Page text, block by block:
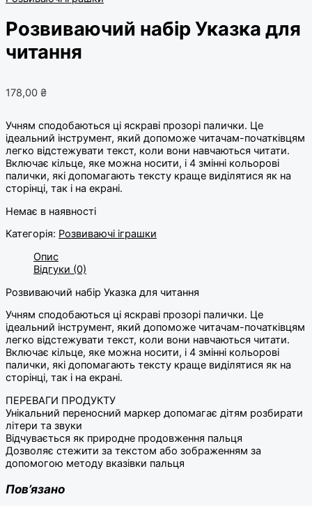
Розвиваючий набір Указка для
читання
178,00 ₴
Учням сподобаються ці яскраві прозорі палички. Це
ідеальний інструмент, який допоможе читачам-початківцям
легко відстежувати текст, коли вони навчаються читати.
Включає кільце, яке можна носити, і 4 змінні кольорові
палички, які допомагають тексту краще виділятися як на
сторінці, так і на екрані.
Немає в наявності
Категорія: Розвиваючі іграшки
Опис
Відгуки (0)
Розвиваючий набір Указка для читання
Учням сподобаються ці яскраві прозорі палички. Це
ідеальний інструмент, який допоможе читачам-початківцям
легко відстежувати текст, коли вони навчаються читати.
Включає кільце, яке можна носити, і 4 змінні кольорові
палички, які допомагають тексту краще виділятися як на
сторінці, так і на екрані.
ПЕРЕВАГИ ПРОДУКТУ
Унікальний переносний маркер допомагає дітям розбирати
літери та звуки
Відчувається як природне продовження пальця
Дозволяє стежити за текстом або зображенням за
допомогою методу вказівки пальця
Пов’язано